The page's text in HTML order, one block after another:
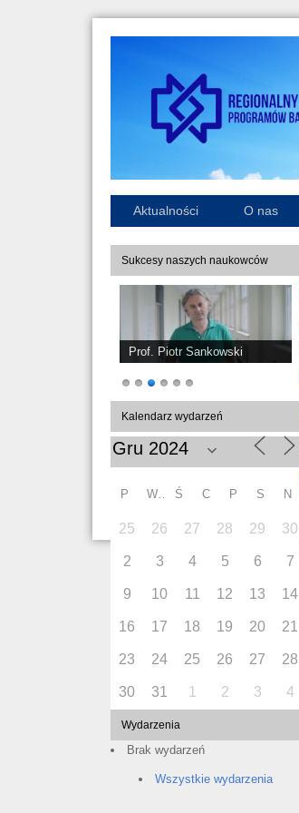
Aktualności O nas
Sukcesy naszych naukowców
Prof. Piotr Sankowski
Kalendarz wydarzeń
P Ś C P S N
25 26 27 28 29 30
2 3 4 5 6 7
9 10 11 12 13 14
16 17 18 19 20 21
23 24 25 26 27 28
30 31 1 2 3 4
Wydarzenia
Brak wydarzeń
Wszystkie wydarzenia